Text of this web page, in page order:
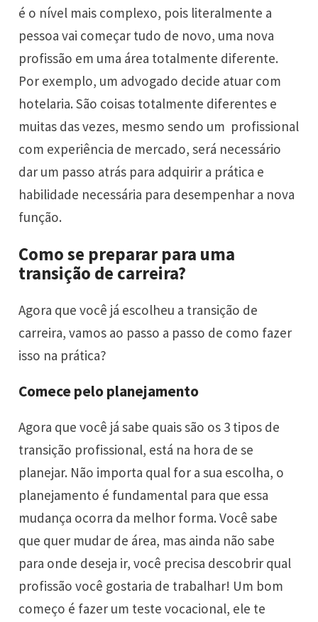
é o nível mais complexo, pois literalmente a
pessoa vai começar tudo de novo, uma nova
profissão em uma área totalmente diferente.
Por exemplo, um advogado decide atuar com
hotelaria. São coisas totalmente diferentes e
muitas das vezes, mesmo sendo um profissional
com experiência de mercado, será necessário
dar um passo atrás para adquirir a prática e
habilidade necessária para desempenhar a nova
função.
Como se preparar para uma
transição de carreira?
Agora que você já escolheu a transição de
carreira, vamos ao passo a passo de como fazer
isso na prática?
Comece pelo planejamento
Agora que você já sabe quais são os 3 tipos de
transição profissional, está na hora de se
planejar. Não importa qual for a sua escolha, o
planejamento é fundamental para que essa
mudança ocorra da melhor forma. Você sabe
que quer mudar de área, mas ainda não sabe
para onde deseja ir, você precisa descobrir qual
profissão você gostaria de trabalhar! Um bom
começo é fazer um teste vocacional, ele te